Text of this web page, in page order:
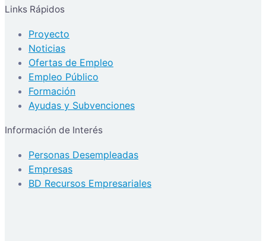
Links Rápidos
Proyecto
Noticias
Ofertas de Empleo
Empleo Público
Formación
Ayudas y Subvenciones
Información de Interés
Personas Desempleadas
Empresas
BD Recursos Empresariales